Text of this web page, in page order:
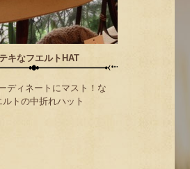
キなフエルトHAT
ディネートにマスト！な
ルトの中折れハット